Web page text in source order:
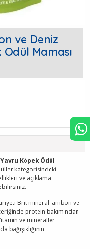
ve Deniz
Maması
Köpek Ödül
kategorisindeki
ve açıklama
Brit mineral jambon ve
protein bakımından
ve mineraller
bağışıklığının